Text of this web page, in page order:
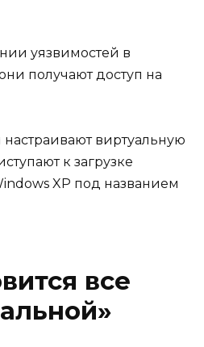
уязвимостей в
получают доступ на
виртуальную
к загрузке
XP под названием
все